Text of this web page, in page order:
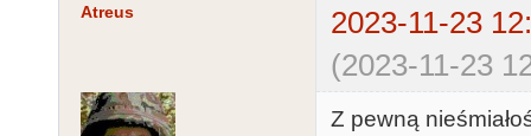
Atreus
2023-11-23
(2023-11-23
Z pewną